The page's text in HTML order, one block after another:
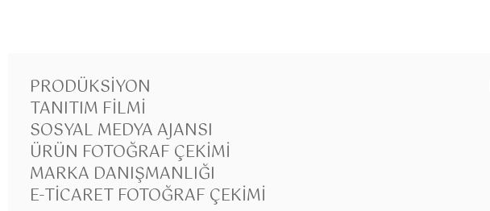
PRODÜKSIYON
TANITIM FILMI
SOSYAL MEDYA AJANSI
ÜRÜN FOTOĞRAF ÇEKIMI
MARKA DANIŞMANLIĞI
E-TICARET FOTOĞRAF ÇEKIMI